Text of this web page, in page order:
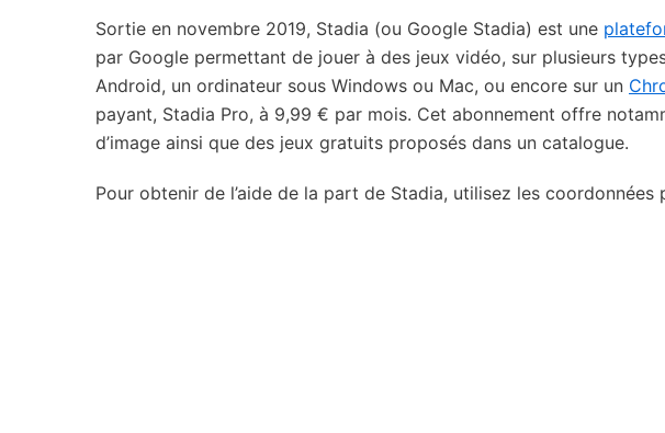
Sortie en novembre 2019, Stadia (ou Google Stadia) est une
par Google permettant de jouer à des jeux vidéo, sur plusieurs
Android, un ordinateur sous Windows ou Mac, ou encore sur un
payant, Stadia Pro, à 9,99 € par mois. Cet abonnement offre
d’image ainsi que des jeux gratuits proposés dans un catalogue.
Pour obtenir de l’aide de la part de Stadia, utilisez les coordonnées